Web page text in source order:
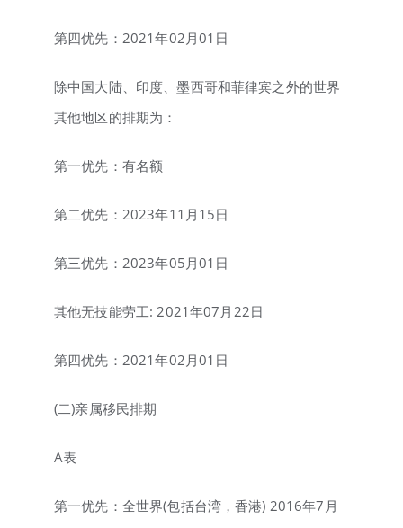
第四优先：2021年02月01日
除中国大陆、印度、墨西哥和菲律宾之外的世界
其他地区的排期为：
第一优先：有名额
第二优先：2023年11月15日
第三优先：2023年05月01日
其他无技能劳工: 2021年07月22日
第四优先：2021年02月01日
(二)亲属移民排期
A表
第一优先：全世界(包括台湾，香港) 2016年7月